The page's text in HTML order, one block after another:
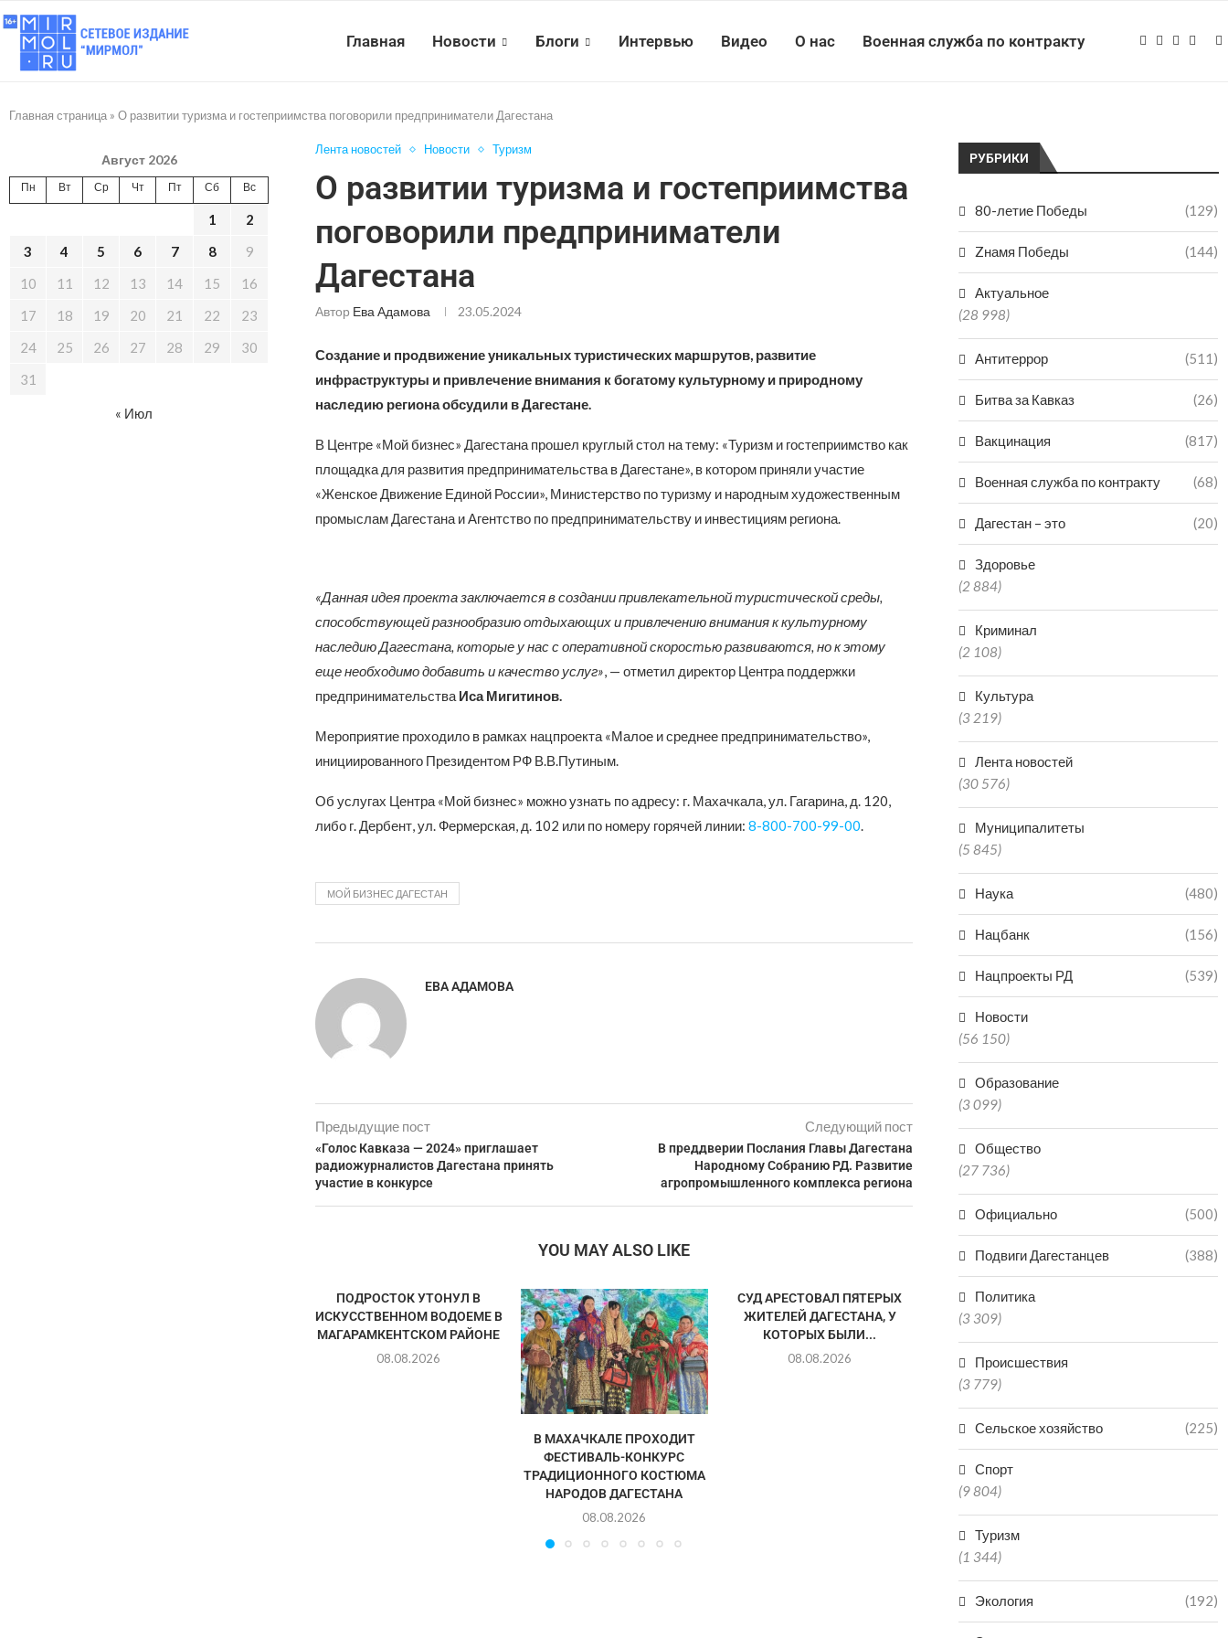
Главная Новости Блоги Интервью Видео О нас Военная служба по контракту
Главная страница » О развитии туризма и гостеприимства поговорили предприниматели Дагестана
Лента новостей Новости Туризм
О развитии туризма и гостеприимства
поговорили предприниматели
Дагестана
Автор Ева Адамова 23.05.2024
Создание и продвижение уникальных туристических маршрутов, развитие
инфраструктуры и привлечение внимания к богатому культурному и природному
наследию региона обсудили в Дагестане.
В Центре «Мой бизнес» Дагестана прошел круглый стол на тему: «Туризм и гостеприимство как
площадка для развития предпринимательства в Дагестане», в котором приняли участие
«Женское Движение Единой России», Министерство по туризму и народным художественным
промыслам Дагестана и Агентство по предпринимательству и инвестициям региона.
«Данная идея проекта заключается в создании привлекательной туристической среды,
способствующей разнообразию отдыхающих и привлечению внимания к культурному
наследию Дагестана, которые у нас с оперативной скоростью развиваются, но к этому
еще необходимо добавить и качество услуг», — отметил директор Центра поддержки
предпринимательства Иса Мигитинов.
Мероприятие проходило в рамках нацпроекта «Малое и среднее предпринимательство»,
инициированного Президентом РФ В.В.Путиным.
Об услугах Центра «Мой бизнес» можно узнать по адресу: г. Махачкала, ул. Гагарина, д. 120,
либо г. Дербент, ул. Фермерская, д. 102 или по номеру горячей линии: 8-800-700-99-00.
МОЙ БИЗНЕС ДАГЕСТАН
ЕВА АДАМОВА
Предыдущие пост
«Голос Кавказа — 2024» приглашает
радиожурналистов Дагестана принять
участие в конкурсе
Следующий пост
В преддверии Послания Главы Дагестана
Народному Собранию РД. Развитие
агропромышленного комплекса региона
YOU MAY ALSO LIKE
ПОДРОСТОК УТОНУЛ В
ИСКУССТВЕННОМ ВОДОЕМЕ В
МАГАРАМКЕНТСКОМ РАЙОНЕ
08.08.2026
В МАХАЧКАЛЕ ПРОХОДИТ
ФЕСТИВАЛЬ-КОНКУРС
ТРАДИЦИОННОГО КОСТЮМА
НАРОДОВ ДАГЕСТАНА
08.08.2026
СУД АРЕСТОВАЛ ПЯТЕРЫХ
ЖИТЕЛЕЙ ДАГЕСТАНА, У
КОТОРЫХ БЫЛИ...
08.08.2026
МОДЫ
08.08.2026
ОДИН
РУБРИКИ
80-летие Победы (129)
Zнамя Победы (144)
Актуальное
(28 998)
Антитеррор (511)
Битва за Кавказ (26)
Вакцинация (817)
Военная служба по контракту (68)
Дагестан – это (20)
Здоровье
(2 884)
Криминал
(2 108)
Культура
(3 219)
Лента новостей
(30 576)
Муниципалитеты
(5 845)
Наука (480)
Нацбанк (156)
Нацпроекты РД (539)
Новости
(56 150)
Образование
(3 099)
Общество
(27 736)
Официально (500)
Подвиги Дагестанцев (388)
Политика
(3 309)
Происшествия
(3 779)
Сельское хозяйство (225)
Спорт
(9 804)
Туризм
(1 344)
Экология (192)
Август 2026
Пн Вт Ср Чт Пт Сб Вс
1
2
3
4 5 6 7 8
9
10
11 12 13 14 15
16
17
18 19 20 21 22
23
24
25 26 27 28 29
30
31
« Июл